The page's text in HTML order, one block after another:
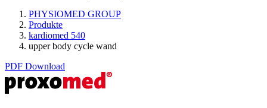
PHYSIOMED GROUP
Produkte
kardiomed 540
upper body cycle wand
PDF Download